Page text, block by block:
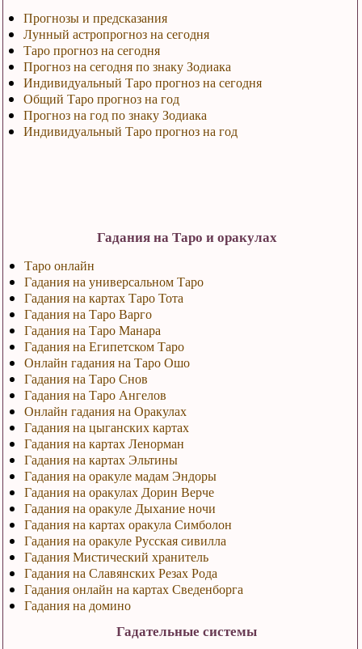
Прогнозы и предсказания
Лунный астропрогноз на сегодня
Таро прогноз на сегодня
Прогноз на сегодня по знаку Зодиака
Индивидуальный Таро прогноз на сегодня
Общий Таро прогноз на год
Прогноз на год по знаку Зодиака
Индивидуальный Таро прогноз на год
Гадания на Таро и оракулах
Таро онлайн
Гадания на универсальном Таро
Гадания на картах Таро Тота
Гадания на Таро Варго
Гадания на Таро Манара
Гадания на Египетском Таро
Онлайн гадания на Таро Ошо
Гадания на Таро Снов
Гадания на Таро Ангелов
Онлайн гадания на Оракулах
Гадания на цыганских картах
Гадания на картах Ленорман
Гадания на картах Эльтины
Гадания на оракуле мадам Эндоры
Гадания на оракулах Дорин Верче
Гадания на оракуле Дыхание ночи
Гадания на картах оракула Симболон
Гадания на оракуле Русская сивилла
Гадания Мистический хранитель
Гадания на Славянских Резах Рода
Гадания онлайн на картах Сведенборга
Гадания на домино
Гадательные системы